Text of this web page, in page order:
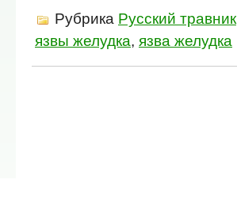
Рубрика Русский травник
язвы желудка, язва желудка